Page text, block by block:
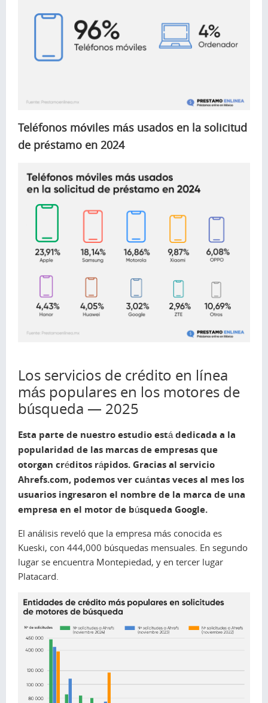
Teléfonos móviles más usados en la solicitud
de préstamo en 2024
Los servicios de crédito en línea
más populares en los motores de
búsqueda — 2025
Esta parte de nuestro estudio está dedicada a la
popularidad de las marcas de empresas que
otorgan créditos rápidos. Gracias al servicio
Ahrefs.com, podemos ver cuántas veces al mes los
usuarios ingresaron el nombre de la marca de una
empresa en el motor de búsqueda Google.
El análisis reveló que la empresa más conocida es
Kueski, con 444,000 búsquedas mensuales. En segundo
lugar se encuentra Montepiedad, y en tercer lugar
Platacard.